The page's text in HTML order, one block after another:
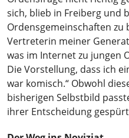
sich, blieb in Freiberg und
Ordensgemeinschaften zu
Vertreterin meiner
was im Internet zu jungen
Die Vorstellung, dass ich
war komisch.“ Obwohl
bisherigen Selbstbild
ihrer Entscheidung